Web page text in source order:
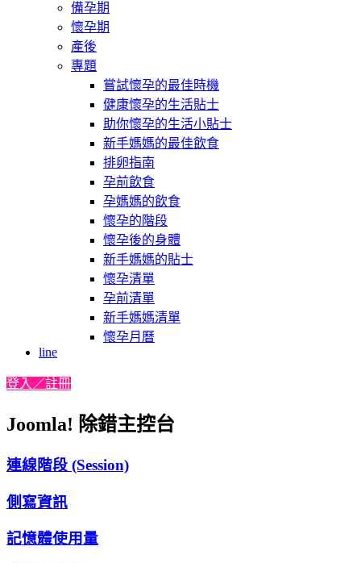
備孕期
懷孕期
產後
專題
嘗試懷孕的最佳時機
健康懷孕的生活貼士
助你懷孕的生活小貼士
新手媽媽的最佳飲食
排卵指南
孕前飲食
孕媽媽的飲食
懷孕的階段
懷孕後的身體
新手媽媽的貼士
懷孕清單
孕前清單
新手媽媽清單
懷孕月曆
line
登入／註冊
Joomla! 除錯主控台
連線階段 (Session)
側寫資訊
記憶體使用量